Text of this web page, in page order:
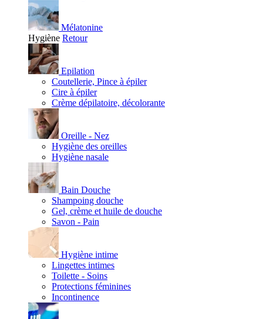
Mélatonine
Hygiène Retour
Epilation
Coutellerie, Pince à épiler
Cire à épiler
Crème dépilatoire, décolorante
Oreille - Nez
Hygiène des oreilles
Hygiène nasale
Bain Douche
Shampoing douche
Gel, crème et huile de douche
Savon - Pain
Hygiène intime
Lingettes intimes
Toilette - Soins
Protections féminines
Incontinence